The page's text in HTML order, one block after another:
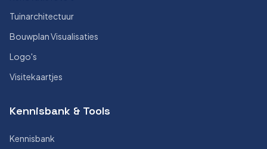
Tuinarchitectuur
Bouwplan Visualisaties
Logo's
Visitekaartjes
Kennisbank & Tools
Kennisbank